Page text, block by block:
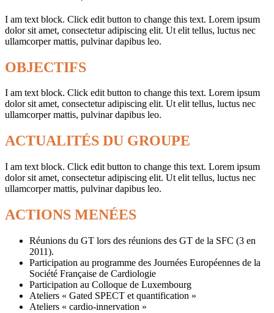
I am text block. Click edit button to change this text. Lorem ipsum
dolor sit amet, consectetur adipiscing elit. Ut elit tellus, luctus nec
ullamcorper mattis, pulvinar dapibus leo.
OBJECTIFS
I am text block. Click edit button to change this text. Lorem ipsum
dolor sit amet, consectetur adipiscing elit. Ut elit tellus, luctus nec
ullamcorper mattis, pulvinar dapibus leo.
ACTUALITÉS DU GROUPE
I am text block. Click edit button to change this text. Lorem ipsum
dolor sit amet, consectetur adipiscing elit. Ut elit tellus, luctus nec
ullamcorper mattis, pulvinar dapibus leo.
ACTIONS MENÉES
Réunions du GT lors des réunions des GT de la SFC (3 en
2011).
Participation au programme des Journées Européennes de la
Société Française de Cardiologie
Participation au Colloque de Luxembourg
Ateliers « Gated SPECT et quantification »
Ateliers « cardio-innervation »